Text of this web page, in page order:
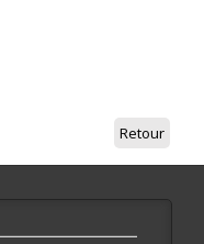
Retour